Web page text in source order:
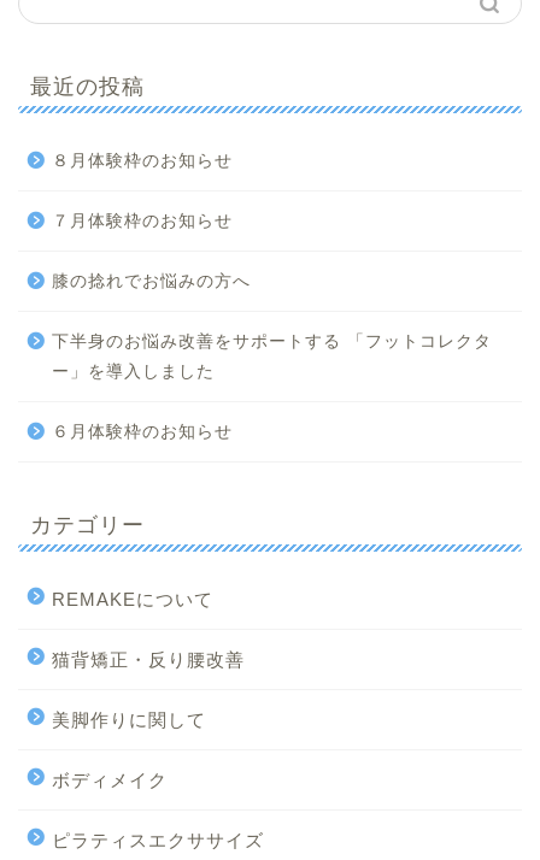
最近の投稿
８月体験枠のお知らせ
７月体験枠のお知らせ
膝の捻れでお悩みの方へ
下半身のお悩み改善をサポートする 「フットコレクタ
ー」を導入しました
６月体験枠のお知らせ
カテゴリー
REMAKEについて
猫背矯正・反り腰改善
美脚作りに関して
ボディメイク
ピラティスエクササイズ